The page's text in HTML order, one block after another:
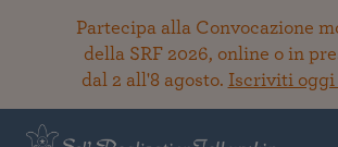
Partecipa alla Convocazione
della SRF 2026, online o in
dal 2 all'8 agosto. Iscriviti oggi